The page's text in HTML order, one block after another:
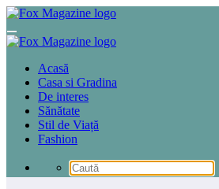
Sari
conținut
Acasă
Casa si Gradina
De interes
Sănătate
Stil de Viață
Fashion